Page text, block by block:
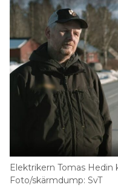
Elektrikern Tomas Hedin
Foto/skärmdump: SvT